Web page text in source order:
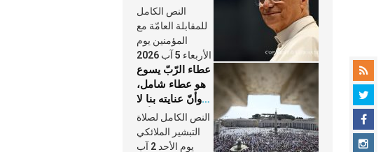
وكلّ يوم، هما
النَّفَس في حياة
الكنيسة
النص الكامل
للمقابلة العامّة مع
المؤمنين يوم
الأربعاء 5 آب 2026
عطاء الرّبّ يسوع
هو عطاء شامل،
وأنّ عنايته بنا لا
تغيب عنّا أبدًا
النص الكامل لصلاة
التبشير الملائكي
يوم الأحد 2 آب